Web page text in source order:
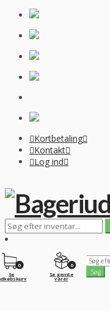
Kortbetaling
Kontakt
Log ind
0
Se gemte
varer
0
Se